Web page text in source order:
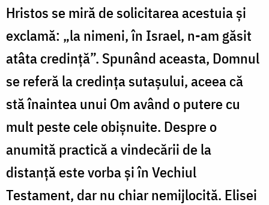
Hristos se miră de solicitarea acestuia și
exclamă: „la nimeni, în Israel, n-am găsit
atâta credinţă”. Spunând aceasta, Domnul
se referă la credința sutașului, aceea că
stă înaintea unui Om având o putere cu
mult peste cele obișnuite. Despre o
anumită practică a vindecării de la
distanță este vorba și în Vechiul
Testament, dar nu chiar nemijlocită. Elisei